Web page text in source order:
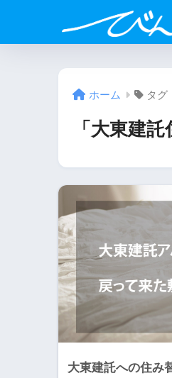
ホーム タグ
「大東建
大東建託への住み